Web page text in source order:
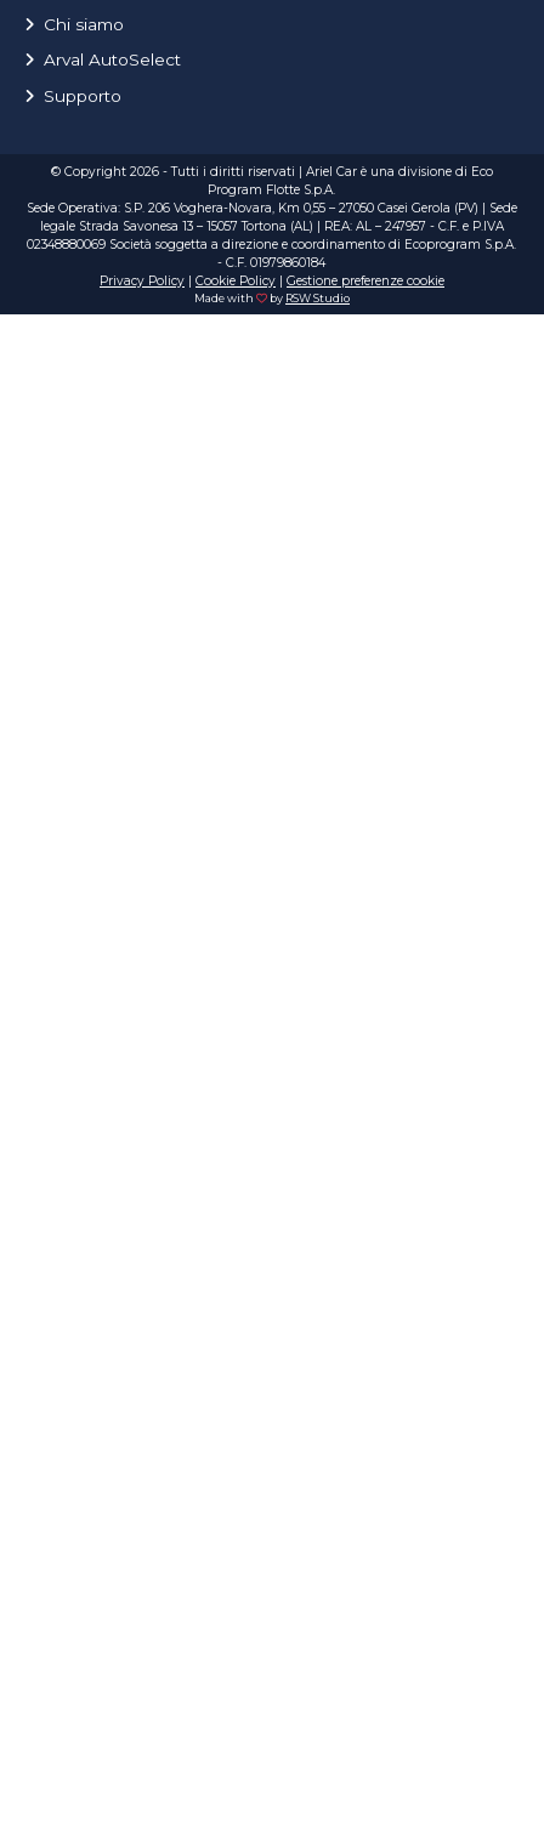
Chi siamo
Arval AutoSelect
Supporto
© Copyright 2026 - Tutti i diritti riservati | Ariel Car è una divisione di Eco
Program Flotte S.p.A.
Sede Operativa: S.P. 206 Voghera-Novara, Km 0,55 – 27050 Casei Gerola (PV) | Sede
legale Strada Savonesa 13 – 15057 Tortona (AL) | REA: AL – 247957 - C.F. e P.IVA
02348880069 Società soggetta a direzione e coordinamento di Ecoprogram S.p.A.
- C.F. 01979860184
Privacy Policy| Cookie Policy| Gestione preferenze cookie
Made with by RSW Studio